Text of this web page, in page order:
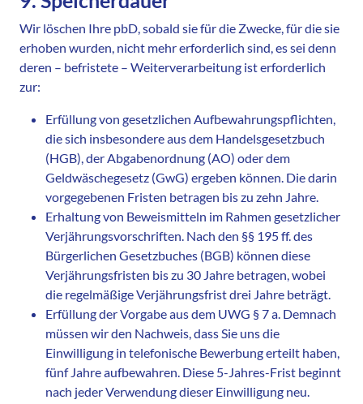
Wir löschen Ihre pbD, sobald sie für die Zwecke, für die sie
erhoben wurden, nicht mehr erforderlich sind, es sei denn
deren – befristete – Weiterverarbeitung ist erforderlich
zur:
Erfüllung von gesetzlichen Aufbewahrungspflichten,
die sich insbesondere aus dem Handelsgesetzbuch
(HGB), der Abgabenordnung (AO) oder dem
Geldwäschegesetz (GwG) ergeben können. Die darin
vorgegebenen Fristen betragen bis zu zehn Jahre.
Erhaltung von Beweismitteln im Rahmen gesetzlicher
Verjährungsvorschriften. Nach den §§ 195 ff. des
Bürgerlichen Gesetzbuches (BGB) können diese
Verjährungsfristen bis zu 30 Jahre betragen, wobei
die regelmäßige Verjährungsfrist drei Jahre beträgt.
Erfüllung der Vorgabe aus dem UWG § 7 a. Demnach
müssen wir den Nachweis, dass Sie uns die
Einwilligung in telefonische Bewerbung erteilt haben,
fünf Jahre aufbewahren. Diese 5-Jahres-Frist beginnt
nach jeder Verwendung dieser Einwilligung neu.